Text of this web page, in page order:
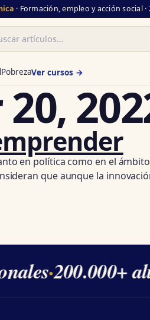
· Formación, empleo y acción social
PobrezaVer cursos →
en política como en el
que aunque la
·200.000+